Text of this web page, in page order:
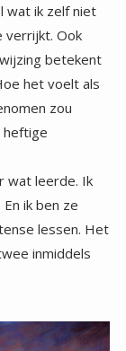
wat ik zelf niet
verrijkt. Ook
betekent
het voelt als
zou
heftige
wat leerde. Ik
ik ben ze
lessen. Het
inmiddels